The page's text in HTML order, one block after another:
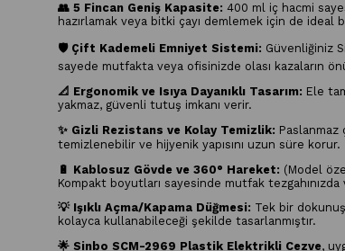
👥 5 Fincan Geniş Kapasite: 400 ml iç hacmi
hazırlamak veya bitki çayı demlemek için de ideal
🛡️ Çift Kademeli Emniyet Sistemi: Güvenliğiniz
sayede mutfakta veya ofisinizde olası kazaların
📐 Ergonomik ve Isıya Dayanıklı Tasarım: Ele
yakmaz, güvenli tutuş imkanı verir.
✨ Gizli Rezistans ve Kolay Temizlik: Paslanmaz
temizlenebilir ve hijyenik yapısını uzun süre korur.
🔋 Kablosuz Gövde ve 360° Hareket: (Model
Kompakt boyutları sayesinde mutfak
💡 Işıklı Açma/Kapama Düğmesi: Tek bir
kolayca kullanabileceği şekilde tasarlanmıştır.
🌟 Sinbo SCM-2969 Plastik Elektrikli Cezve,